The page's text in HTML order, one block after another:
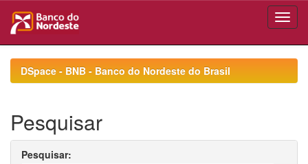
navigationDSpace - BNB - Banco do Nordeste do Brasil
Pesquisar
Pesquisar: